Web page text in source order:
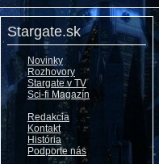
Stargate.sk
Novinky
Rozhovory
Stargate v TV
Sci-fi Magazín
Redakcia
Kontakt
História
Podporte nás